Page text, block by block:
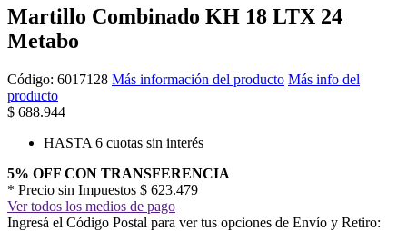
Martillo Combinado KH 18 LTX 24
Metabo
Código: 6017128 Más información del producto Más info del
producto
$ 688.944
HASTA 6 cuotas sin interés
5% OFF CON TRANSFERENCIA
* Precio sin Impuestos $ 623.479
Ver todos los medios de pago
Ingresá el Código Postal para ver tus opciones de Envío y Retiro: